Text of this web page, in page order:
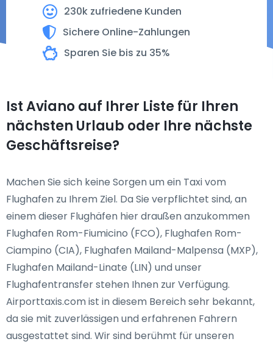
230k zufriedene Kunden
Sichere Online-Zahlungen
Sparen Sie bis zu 35%
Ist Aviano auf Ihrer Liste für Ihren
nächsten Urlaub oder Ihre nächste
Geschäftsreise?
Machen Sie sich keine Sorgen um ein Taxi vom
Flughafen zu Ihrem Ziel. Da Sie verpflichtet sind, an
einem dieser Flughäfen hier draußen anzukommen
Flughafen Rom-Fiumicino (FCO), Flughafen Rom-
Ciampino (CIA), Flughafen Mailand-Malpensa (MXP),
Flughafen Mailand-Linate (LIN) und unser
Flughafentransfer stehen Ihnen zur Verfügung.
Airporttaxis.com ist in diesem Bereich sehr bekannt,
da sie mit zuverlässigen und erfahrenen Fahrern
ausgestattet sind. Wir sind berühmt für unseren